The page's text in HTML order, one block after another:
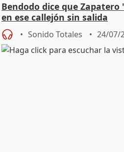
Bendodo dice que
en ese callejón sin salida
Sonido Totales 24/07/